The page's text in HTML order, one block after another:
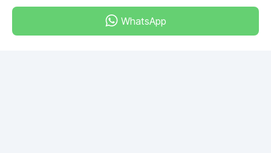
WhatsApp